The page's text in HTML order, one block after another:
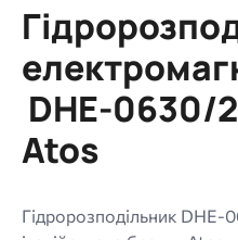
МБ.
Дозволені
типи:
gif
jpg
jpeg
DHE-0630/
Atos
Гідророзподільник DHE-